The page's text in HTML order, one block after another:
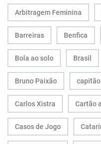
Arbitragem Feminina
Barreiras Benfica
Bola ao solo Brasil
Bruno Paixão
Carlos Xistra Cartão
Casos de Jogo